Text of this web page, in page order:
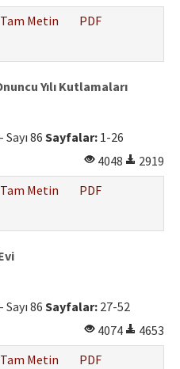
Tam Metin
PDF
Yılı Kutlamaları
86 Sayfalar: 1-26
4048
2919
Tam Metin
PDF
86 Sayfalar: 27-52
4074
4653
Tam Metin
PDF